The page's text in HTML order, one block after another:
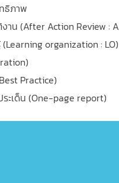
ธิภาพ
น (After Action Review :
organization : LO)
Practice)
ระเด็น (One-page report)